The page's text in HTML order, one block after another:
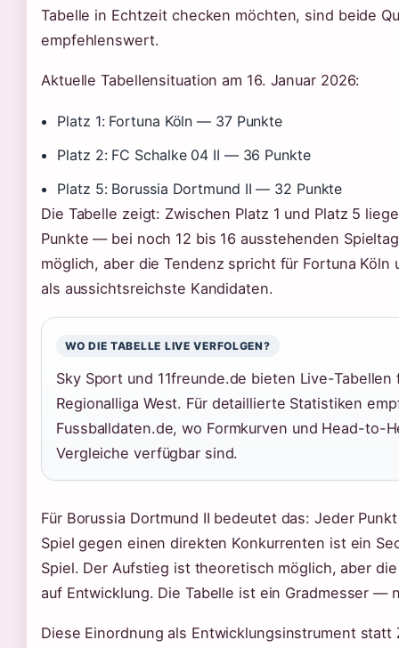
Tabelle in Echtzeit checken möchten, sind beide
empfehlenswert.
Aktuelle Tabellensituation am 16. Januar 2026:
Platz 1: Fortuna Köln — 37 Punkte
Platz 2: FC Schalke 04 II — 36 Punkte
Platz 5: Borussia Dortmund II — 32 Punkte
Die Tabelle zeigt: Zwischen Platz 1 und Platz 5
Punkte — bei noch 12 bis 16 ausstehenden
möglich, aber die Tendenz spricht für Fortuna Köln
als aussichtsreichste Kandidaten.
WO DIE TABELLE LIVE VERFOLGEN?
Sky Sport und 11freunde.de bieten Live-Tabellen
Regionalliga West. Für detaillierte Statistiken
Fussballdaten.de, wo Formkurven und Head-to-
Vergleiche verfügbar sind.
Für Borussia Dortmund II bedeutet das: Jeder
Spiel gegen einen direkten Konkurrenten ist ein
Spiel. Der Aufstieg ist theoretisch möglich, aber
auf Entwicklung. Die Tabelle ist ein Gradmesser —
Diese Einordnung als Entwicklungsinstrument statt